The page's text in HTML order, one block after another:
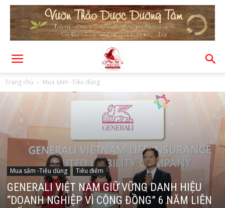
Trang chủ Mua sắm -Tiêu dùng
Mua sắm -Tiêu dùng Tiêu điểm
GENERALI VIỆT NAM GIỮ VỮNG DANH HIỆU
“DOANH NGHIỆP VÌ CỘNG ĐỒNG” 6 NĂM LIÊN